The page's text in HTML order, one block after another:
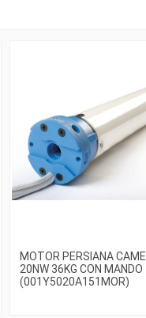
MOTOR PERSIANA CAME
20NW 36KG CON MANDO
(001Y5020A151MOR)